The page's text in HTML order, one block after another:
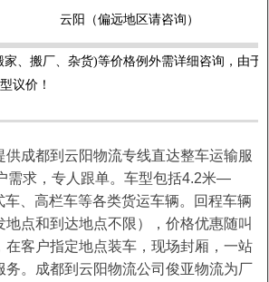
云阳（偏远地区请咨询）
家、搬厂、杂货)等价格例外需详细咨询，由
议价！
供成都到云阳物流专线直达整车运输服
需求，专人跟单。车型包括4.2米—
车、高栏车等各类货运车辆。回程车辆
点和到达地点不限），价格优惠随叫
在客户指定地点装车，现场封厢，一站
务。成都到云阳物流公司俊亚物流为厂